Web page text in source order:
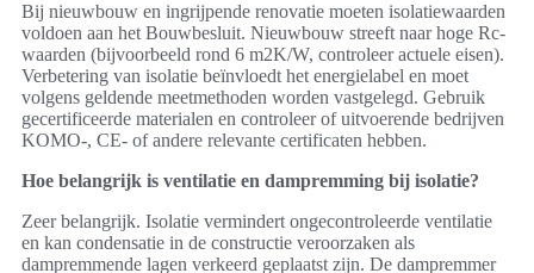
Bij nieuwbouw en ingrijpende renovatie moeten isolatiewaarden
voldoen aan het Bouwbesluit. Nieuwbouw streeft naar hoge Rc-
waarden (bijvoorbeeld rond 6 m2K/W, controleer actuele eisen).
Verbetering van isolatie beïnvloedt het energielabel en moet
volgens geldende meetmethoden worden vastgelegd. Gebruik
gecertificeerde materialen en controleer of uitvoerende bedrijven
KOMO-, CE- of andere relevante certificaten hebben.
Hoe belangrijk is ventilatie en dampremming bij isolatie?
Zeer belangrijk. Isolatie vermindert ongecontroleerde ventilatie
en kan condensatie in de constructie veroorzaken als
dampremmende lagen verkeerd geplaatst zijn. De dampremmer